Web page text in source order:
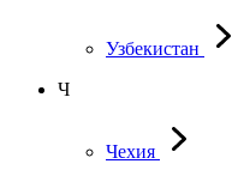
Узбекистан
Ч
Чехия